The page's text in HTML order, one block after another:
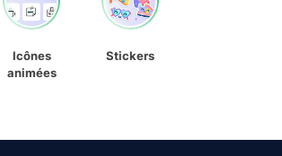
Icônes
animées
Stickers